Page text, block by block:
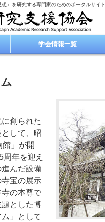
）を研究する専門家のためのポータルサイト
学会情報一覧
創られた
として、昭
館」が開
周年を迎え
進んだ設備
寺宝の展示
の本尊で
とした博
」として